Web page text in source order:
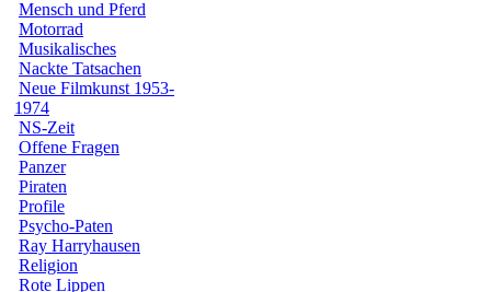
Mensch und Pferd
Motorrad
Musikalisches
Nackte Tatsachen
Neue Filmkunst 1953-
1974
NS-Zeit
Offene Fragen
Panzer
Piraten
Profile
Psycho-Paten
Ray Harryhausen
Religion
Rote Lippen